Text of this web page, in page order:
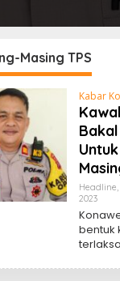
Masing TPS
Kabar
Headline,
2023Oleh
bentuk